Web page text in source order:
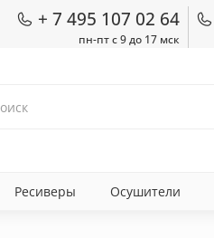
+ 7 495 107 02 64
пн-пт с 9 до 17 мск
Ресиверы Осушители